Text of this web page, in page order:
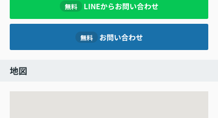
無料 LINEからお問い合わせ
無料 お問い合わせ
地図